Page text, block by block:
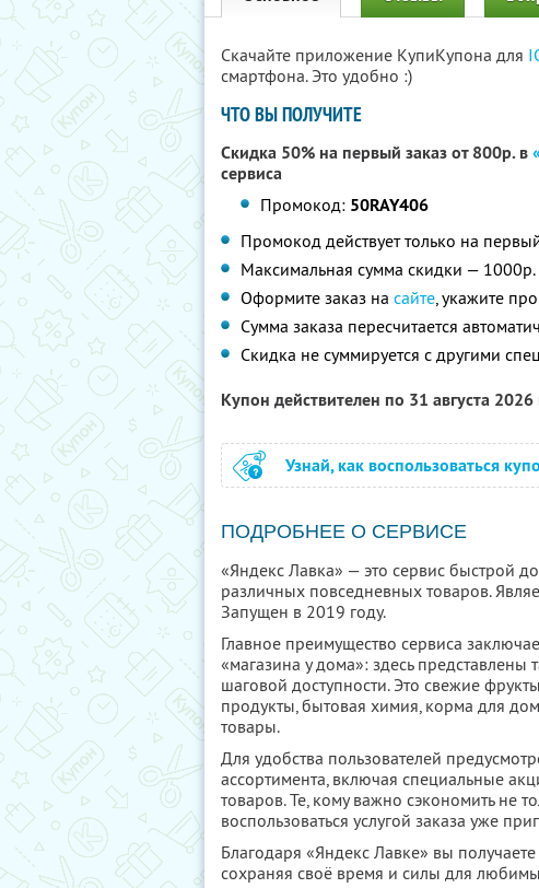
Скачайте приложение КупиКупона для
смартфона. Это удобно :)
ЧТО ВЫ ПОЛУЧИТЕ
Скидка 50% на первый заказ от 800р. в
сервиса
Промокод: 50RAY406
Промокод действует только на
Максимальная сумма скидки — 1000р.
Оформите заказ на сайте, укажите
Сумма заказа пересчитается
Скидка не суммируется с другими
Купон действителен по 31 августа
Узнай, как воспользоваться
ПОДРОБНЕЕ О СЕРВИСЕ
«Яндекс Лавка» — это сервис быстрой
различных повседневных товаров.
Запущен в 2019 году.
Главное преимущество сервиса
«магазина у дома»: здесь
шаговой доступности. Это свежие
продукты, бытовая химия, корма для
товары.
Для удобства пользователей
ассортимента, включая специальные
товаров. Те, кому важно сэкономить не
воспользоваться услугой заказа уже
Благодаря «Яндекс Лавке» вы
сохраняя своё время и силы для